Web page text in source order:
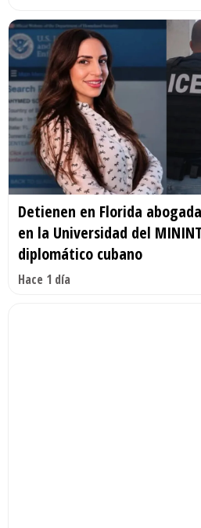
Detienen en Florida
en la Universidad del
diplomático cubano
Hace 1 día